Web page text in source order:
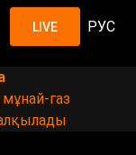
LIVE РУС
газ